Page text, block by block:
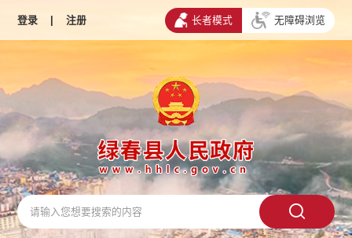
登录 | 注册 长者模式 无障碍浏览